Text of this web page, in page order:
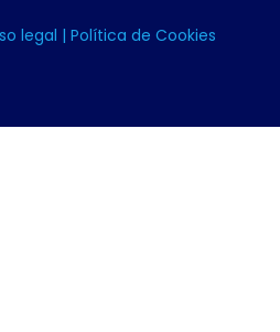
legal | Política de Cookies